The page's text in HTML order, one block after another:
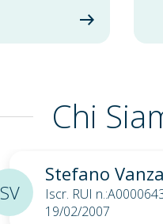
Chi
Stefano
Iscr. RUI
19/02/2007
SV